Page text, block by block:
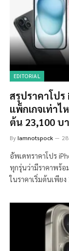
EDITORIAL
สรุปราคาโปร
แพ็กเกจเท่าไ
ต้น 23,100 บ
ByIamnotspock
อัพเดทราคาโปร
ทุกรุ่นว่ามีราคาพร้
ในราคาเริ่มต้นเพีย